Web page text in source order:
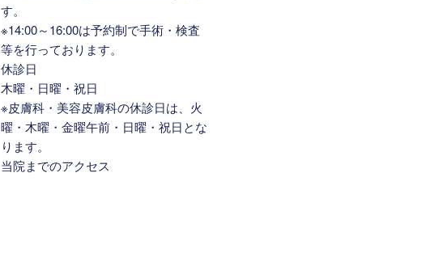
す。
※14:00～16:00は予約制で手術・検査
等を行っております。
休診日
木曜・日曜・祝日
※皮膚科・美容皮膚科の休診日は、火
曜・木曜・金曜午前・日曜・祝日とな
ります。
当院までのアクセス